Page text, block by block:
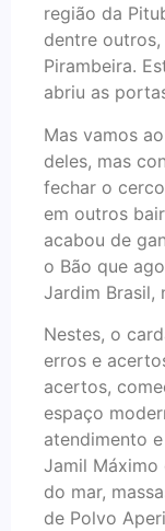
região da
dentre
Pirambeira.
abriu as
Mas vamos
deles, mas
fechar o
em outros
acabou de
o Bão que
Jardim Brasil,
Nestes, o
erros e
acertos,
espaço
atendimento
Jamil Máximo
do mar,
de Polvo